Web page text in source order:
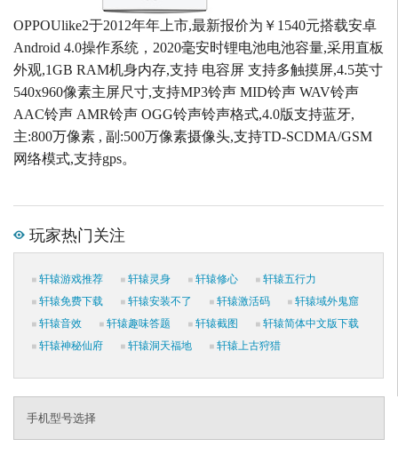
OPPOUlike2于2012年年上市,最新报价为￥1540元搭载安卓
Android 4.0操作系统，2020毫安时锂电池电池容量,采用直板
外观,1GB RAM机身内存,支持 电容屏 支持多触摸屏,4.5英寸
540x960像素主屏尺寸,支持MP3铃声 MID铃声 WAV铃声
AAC铃声 AMR铃声 OGG铃声铃声格式,4.0版支持蓝牙,
主:800万像素 , 副:500万像素摄像头,支持TD-SCDMA/GSM
网络模式,支持gps。
玩家热门关注
轩辕游戏推荐 轩辕灵身 轩辕修心
轩辕五行力
轩辕免费下载
轩辕安装不了 轩辕激活码
轩辕域外鬼窟
轩辕音效
轩辕趣味答题 轩辕截图
轩辕简体中文版下载
轩辕神秘仙府
轩辕洞天福地 轩辕上古狩猎
手机型号选择